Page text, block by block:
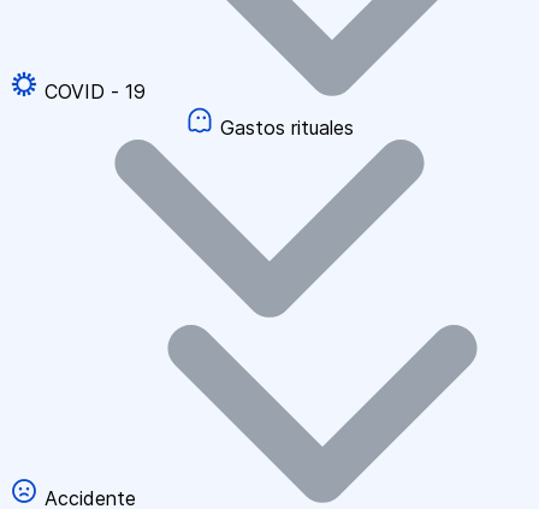
COVID - 19
Gastos rituales
Accidente